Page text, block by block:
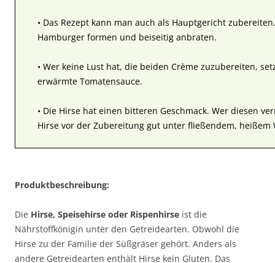
• Das Rezept kann man auch als Hauptgericht
Hamburger formen und beiseitig anbraten.
• Wer keine Lust hat, die beiden Crème zuzubereiten,
erwärmte Tomatensauce.
• Die Hirse hat einen bitteren Geschmack. Wer diesen
Hirse vor der Zubereitung gut unter fließendem, heißem
Produktbeschreibung:
Die Hirse, Speisehirse oder Rispenhirse ist die
Nährstoffkönigin unter den Getreidearten. Obwohl die
Hirse zu der Familie der Süßgräser gehört. Anders als
andere Getreidearten enthält Hirse kein Gluten. Das